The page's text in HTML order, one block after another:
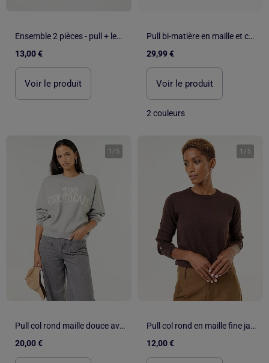
Ensemble 2 pièces - pull + legging
13,00 €
Voir le produit
Pull bi-matière en maille et coton
29,99 €
Voir le produit
2 couleurs
1 / 5
Pull col rond maille douce avec inscription
20,00 €
1 / 5
Pull col rond en maille fine jauge
12,00 €